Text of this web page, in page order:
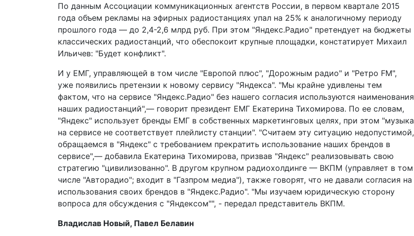
По данным Ассоциации коммуникационных агентств России, в первом квартале 2015
года объем рекламы на эфирных радиостанциях упал на 25% к аналогичному периоду
прошлого года — до 2,4-2,6 млрд руб. При этом "Яндекс.Радио" претендует на бюджеты
классических радиостанций, что обеспокоит крупные площадки, констатирует Михаил
Ильичев: "Будет конфликт".
И у ЕМГ, управляющей в том числе "Европой плюс", "Дорожным радио" и "Ретро FM",
уже появились претензии к новому сервису "Яндекса". "Мы крайне удивлены тем
фактом, что на сервисе "Яндекс.Радио" без нашего согласия используются наименования
наших радиостанций",— говорит президент ЕМГ Екатерина Тихомирова. По ее словам,
"Яндекс" использует бренды ЕМГ в собственных маркетинговых целях, при этом "музыка
на сервисе не соответствует плейлисту станции". "Считаем эту ситуацию недопустимой,
обращаемся в "Яндекс" с требованием прекратить использование наших брендов в
сервисе",— добавила Екатерина Тихомирова, призвав "Яндекс" реализовывать свою
стратегию "цивилизованно". В другом крупном радиохолдинге — ВКПМ (управляет в том
числе "Авторадио"; входит в "Газпром медиа"), также говорят, что не давали согласия на
использования своих брендов в "Яндекс.Радио". "Мы изучаем юридическую сторону
вопроса для обсуждения с "Яндексом"", - передал представитель ВКПМ.
Владислав Новый, Павел Белавин